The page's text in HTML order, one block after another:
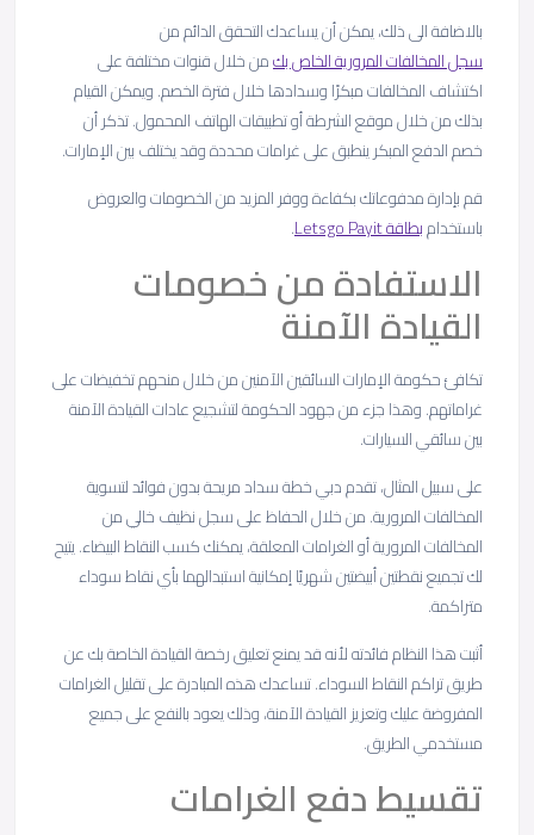
بالاضافة الى ذلك، يمكن أن يساعدك التحقق الدائم من
سجل المخالفات المرورية الخاص بكمن خلال قنوات مختلفة على
اكتشاف المخالفات مبكرًا وسدادها خلال فترة الخصم. ويمكن القيام
بذلك من خلال موقع الشرطة أو تطبيقات الهاتف المحمول. تذكر أن
خصم الدفع المبكر ينطبق على غرامات محددة وقد يختلف بين الإمارات.
قم بإدارة مدفوعاتك بكفاءة ووفر المزيد من الخصومات والعروض
باستخدامبطاقة Letsgo Payit .
الاستفادة من خصومات
القيادة الآمنة
تكافئ حكومة الإمارات السائقين الآمنين من خلال منحهم تخفيضات على
غراماتهم. وهذا جزء من جهود الحكومة لتشجيع عادات القيادة الآمنة
بين سائقي السيارات.
على سبيل المثال، تقدم دبي خطة سداد مريحة بدون فوائد لتسوية
المخالفات المرورية. من خلال الحفاظ على سجل نظيف خالي من
المخالفات المرورية أو الغرامات المعلقة، يمكنك كسب النقاط البيضاء. يتيح
لك تجميع نقطتين أبيضتين شهريًا إمكانية استبدالهما بأي نقاط سوداء
متراكمة.
أثبت هذا النظام فائدته لأنه قد يمنع تعليق رخصة القيادة الخاصة بك عن
طريق تراكم النقاط السوداء. تساعدك هذه المبادرة على تقليل الغرامات
المفروضة عليك وتعزيز القيادة الآمنة، وذلك يعود بالنفع على جميع
مستخدمي الطريق.
تقسيط دفع الغرامات